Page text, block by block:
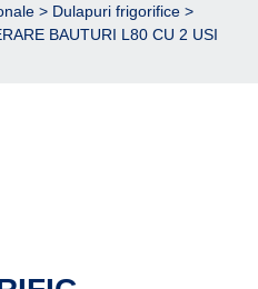
> Dulapuri frigorifice >
BAUTURI L80 CU 2 USI